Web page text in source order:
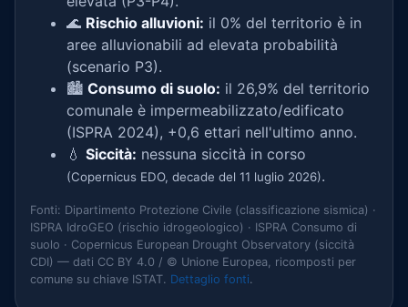
🌊 Rischio alluvioni: il 0% del territorio è in
aree alluvionabili ad elevata probabilità
(scenario P3).
🏙️ Consumo di suolo: il 26,9% del territorio
comunale è impermeabilizzato/edificato
(ISPRA 2024), +0,6 ettari nell'ultimo anno.
💧 Siccità: nessuna siccità in corso
(Copernicus EDO, decade del 11 luglio 2026).
Fonti: Dipartimento Protezione Civile (classificazione sismica) ·
ISPRA IdroGEO (rischio idrogeologico) · ISPRA Consumo di
suolo · Copernicus European Drought Observatory (siccità
CDI) — dati CC BY 4.0 / © Unione Europea, ricomposti per
comune su chiave ISTAT. Dettaglio fonti.